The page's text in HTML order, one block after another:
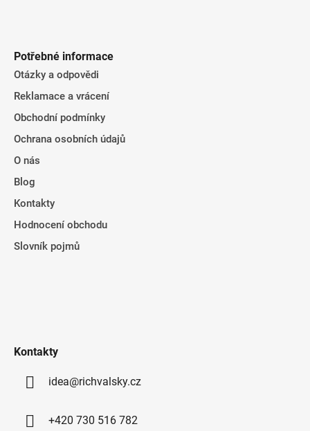
Potřebné informace
Otázky a odpovědi
Reklamace a vrácení
Obchodní podmínky
Ochrana osobních údajů
O nás
Blog
Kontakty
Hodnocení obchodu
Slovník pojmů
Kontakty
idea@richvalsky.cz
+420 730 516 782